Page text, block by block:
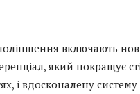
включають
який покращує
і вдосконалену систему